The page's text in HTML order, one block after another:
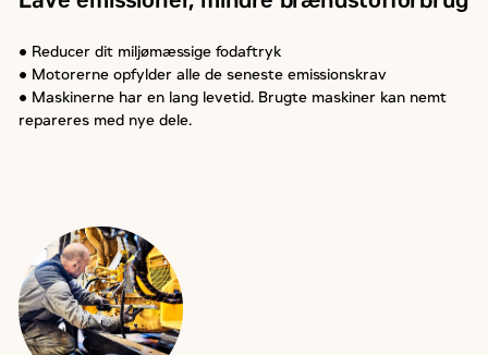
● Reducer dit miljømæssige fodaftryk
● Motorerne opfylder alle de seneste emissionskrav
● Maskinerne har en lang levetid. Brugte maskiner kan nemt
repareres med nye dele.